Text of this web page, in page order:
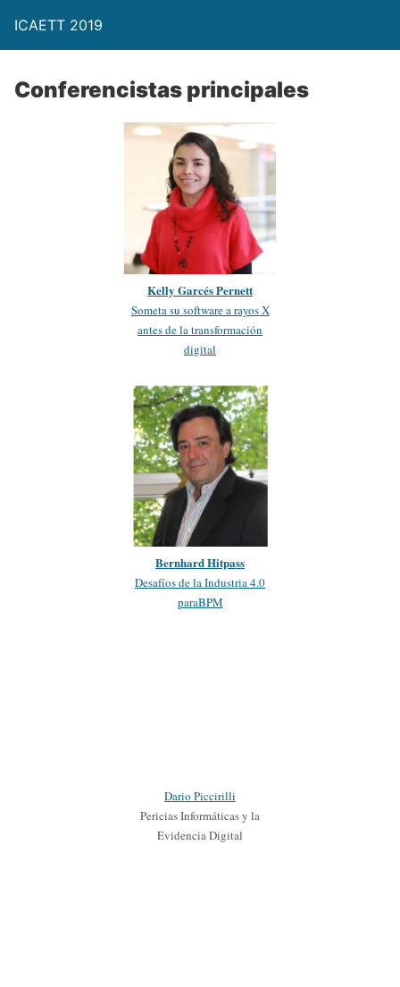
ICAETT 2019
Conferencistas principales
Kelly Garcés Pernett
Someta su software a rayos X
antes de la transformación
digital
Bernhard Hitpass
Desafíos de la Industria 4.0
paraBPM
Dario Piccirilli
Pericias Informáticas y la
Evidencia Digital